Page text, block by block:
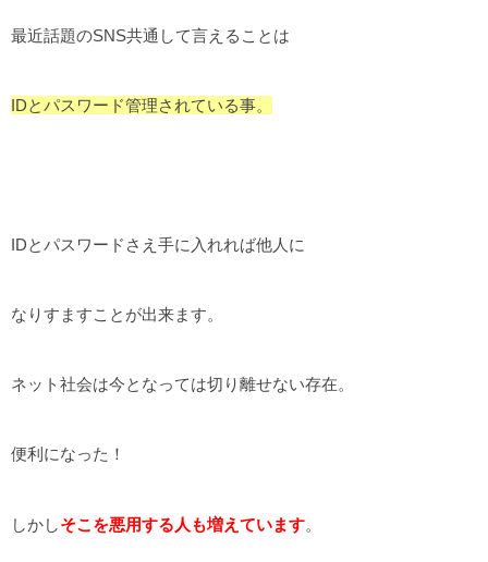
最近話題のSNS共通して言えることは
IDとパスワード管理されている事。
IDとパスワードさえ手に入れれば他人に
なりすますことが出来ます。
ネット社会は今となっては切り離せない存在。
便利になった！
しかしそこを悪用する人も増えています。